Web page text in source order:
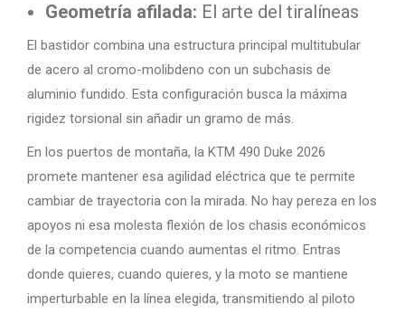
Geometría afilada: El arte del tiralíneas
El bastidor combina una estructura principal multitubular
de acero al cromo-molibdeno con un subchasis de
aluminio fundido. Esta configuración busca la máxima
rigidez torsional sin añadir un gramo de más.
En los puertos de montaña, la KTM 490 Duke 2026
promete mantener esa agilidad eléctrica que te permite
cambiar de trayectoria con la mirada. No hay pereza en los
apoyos ni esa molesta flexión de los chasis económicos
de la competencia cuando aumentas el ritmo. Entras
donde quieres, cuando quieres, y la moto se mantiene
imperturbable en la línea elegida, transmitiendo al piloto